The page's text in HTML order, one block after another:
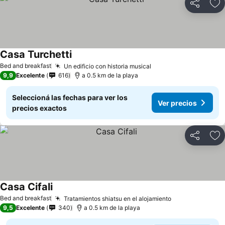
Compartir
Bed and breakfast Un edificio con historia musical
Casa Turchetti
9,9 Excelente 616 a 0.5 km de la playa
Seleccioná las fechas para ver los
precios exactos
Ver precios
Compartir
Bed and breakfast Tratamientos shiatsu en el alojamiento
Casa Cifali
9,5 Excelente 340 a 0.5 km de la playa